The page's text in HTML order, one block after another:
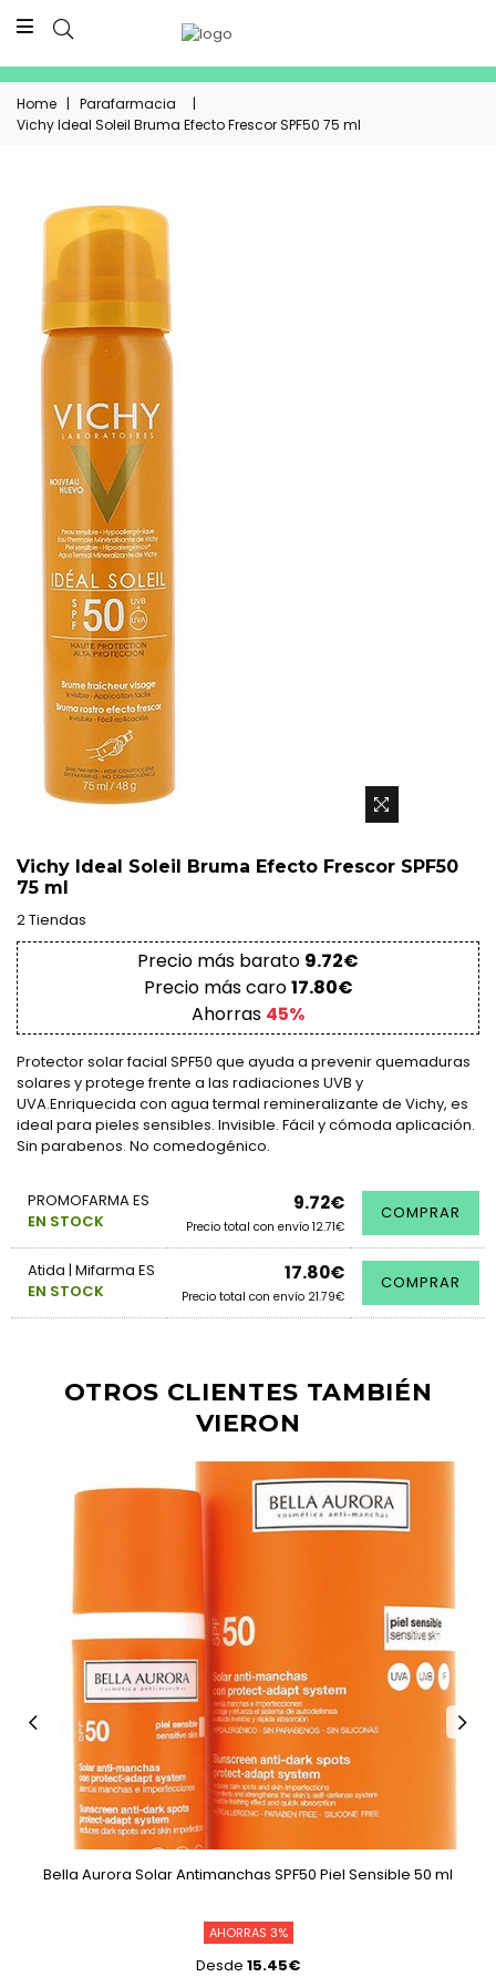
Home | Parafarmacia
|
Vichy Ideal Soleil Bruma Efecto Frescor SPF50 75 ml
Vichy Ideal Soleil Bruma Efecto Frescor SPF50
75 ml
2 Tiendas
Precio más barato 9.72€
Precio más caro17.80€
Ahorras 45%
Protector solar facial SPF50 que ayuda a prevenir quemaduras
solares y protege frente a las radiaciones UVB y
UVA.Enriquecida con agua termal remineralizante de Vichy, es
ideal para pieles sensibles. Invisible. Fácil y cómoda aplicación.
Sin parabenos. No comedogénico.
PROMOFARMA ES
EN STOCK
9.72€
Precio total con envío 12.71€
COMPRAR
Atida | Mifarma ES
EN STOCK
17.80€
Precio total con envío 21.79€
COMPRAR
OTROS CLIENTES TAMBIÉN
VIERON
Bella Aurora Solar Antimanchas SPF50 Piel Sensible 50 ml
AHORRAS 3%
Desde 15.45€